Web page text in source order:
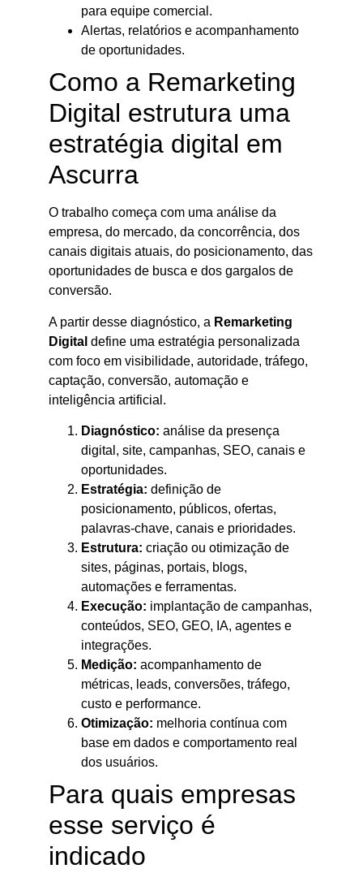
para equipe comercial.
Alertas, relatórios e acompanhamento
de oportunidades.
Como a Remarketing
Digital estrutura uma
estratégia digital em
Ascurra
O trabalho começa com uma análise da
empresa, do mercado, da concorrência, dos
canais digitais atuais, do posicionamento, das
oportunidades de busca e dos gargalos de
conversão.
A partir desse diagnóstico, a Remarketing
Digital define uma estratégia personalizada
com foco em visibilidade, autoridade, tráfego,
captação, conversão, automação e
inteligência artificial.
Diagnóstico: análise da presença
digital, site, campanhas, SEO, canais e
oportunidades.
Estratégia: definição de
posicionamento, públicos, ofertas,
palavras-chave, canais e prioridades.
Estrutura: criação ou otimização de
sites, páginas, portais, blogs,
automações e ferramentas.
Execução: implantação de campanhas,
conteúdos, SEO, GEO, IA, agentes e
integrações.
Medição: acompanhamento de
métricas, leads, conversões, tráfego,
custo e performance.
Otimização: melhoria contínua com
base em dados e comportamento real
dos usuários.
Para quais empresas
esse serviço é
indicado